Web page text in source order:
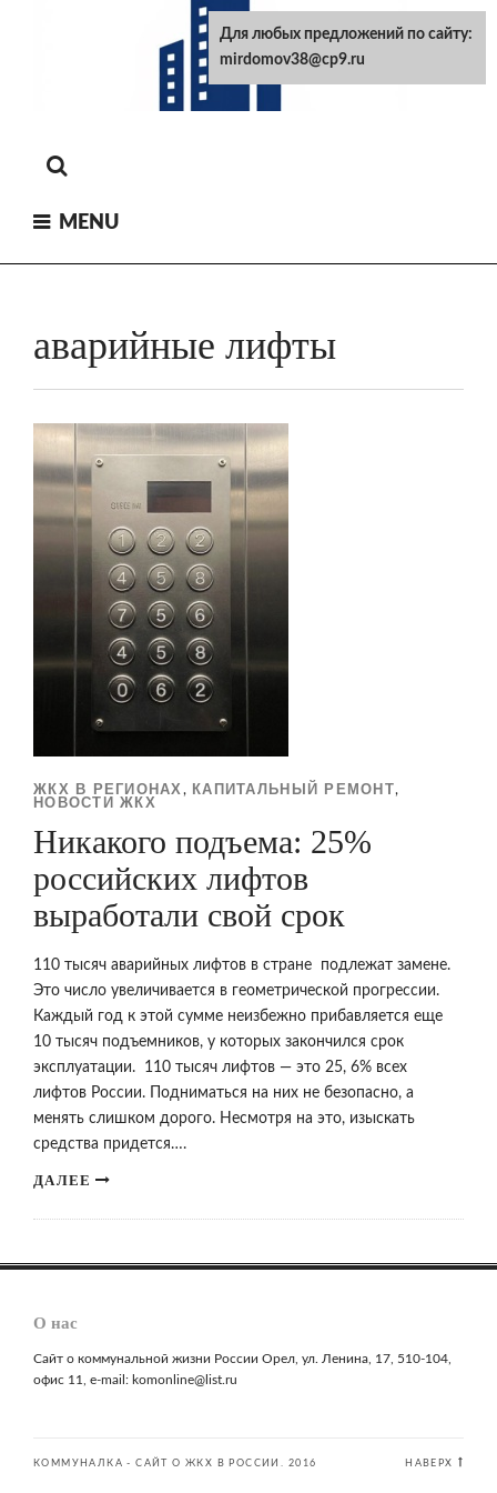
MENU
аварийные лифты
ЖКХ В РЕГИОНАХ, КАПИТАЛЬНЫЙ РЕМОНТ,
НОВОСТИ ЖКХ
Никакого подъема: 25%
российских лифтов
выработали свой срок
110 тысяч аварийных лифтов в стране подлежат замене.
Это число увеличивается в геометрической прогрессии.
Каждый год к этой сумме неизбежно прибавляется еще
10 тысяч подъемников, у которых закончился срок
эксплуатации. 110 тысяч лифтов — это 25, 6% всех
лифтов России. Подниматься на них не безопасно, а
менять слишком дорого. Несмотря на это, изыскать
средства придется….
ДАЛЕЕ
О нас
Сайт о коммунальной жизни России Орел, ул. Ленина, 17, 510-104,
офис 11, e-mail: komonline@list.ru
КОММУНАЛКА - САЙТ О ЖКХ В РОССИИ. 2016 НАВЕРХ
Для любых предложений по сайту:
mirdomov38@cp9.ru